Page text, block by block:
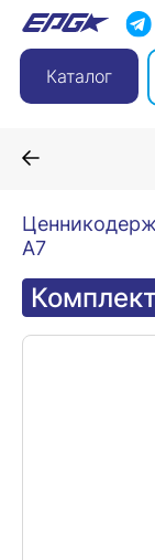
Каталог
A7
Комплект